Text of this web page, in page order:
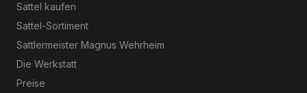
Sattel kaufen
Sattel-Sortiment
Sattlermeister Magnus Wehrheim
Die Werkstatt
Preise